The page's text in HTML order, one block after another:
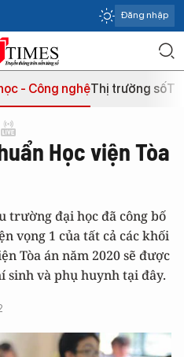
Đăng nhập
- Công nghệThị trường số
Học viện Tòa
trường đại học đã công bố
vọng 1 của tất cả các khối
Tòa án năm 2020 sẽ được
sinh và phụ huynh tại đây.